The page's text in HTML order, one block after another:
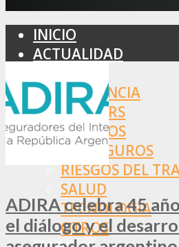
INICIO
ACTUALIDAD
ASISTENCIA
BROKERS
SEGUROS
REASEGUROS
RIESGOS DEL
SALUD
TECNOLOGÍA
OTROS
ADIRA celebra 45
el diálogo y el